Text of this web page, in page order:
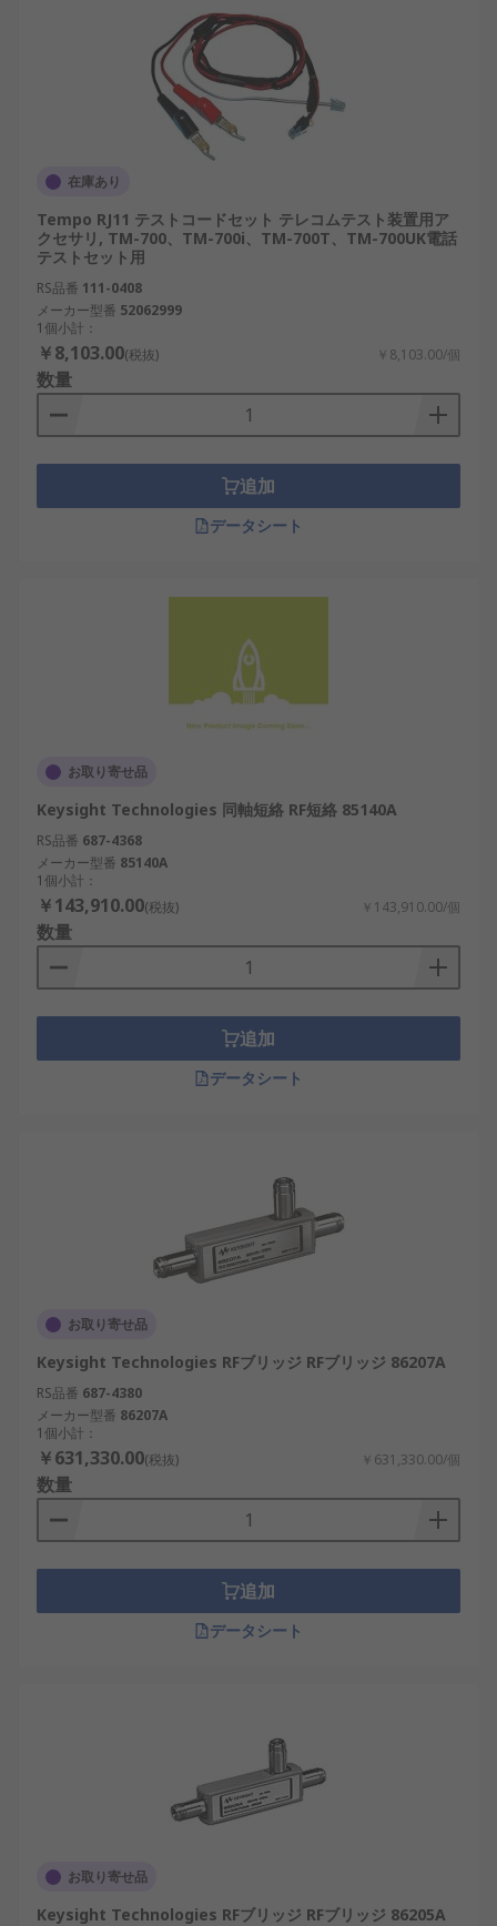
在庫あり
Tempo RJ11 テストコードセット テレコムテスト装置用ア
クセサリ, TM-700、TM-700i、TM-700T、TM-700UK電話
テストセット用
RS品番 111-0408
メーカー型番 52062999
1個小計：
￥8,103.00(税抜) ￥8,103.00/個
数量
追加
データシート
お取り寄せ品
Keysight Technologies 同軸短絡 RF短絡 85140A
RS品番 687-4368
メーカー型番 85140A
1個小計：
￥143,910.00(税抜) ￥143,910.00/個
数量
追加
データシート
お取り寄せ品
Keysight Technologies RFブリッジ RFブリッジ 86207A
RS品番 687-4380
メーカー型番 86207A
1個小計：
￥631,330.00(税抜) ￥631,330.00/個
数量
追加
データシート
お取り寄せ品
Keysight Technologies RFブリッジ RFブリッジ 86205A